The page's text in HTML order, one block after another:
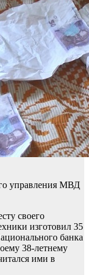
управления МВД
своего
изготовил 35
банка
38-летнему
ими в